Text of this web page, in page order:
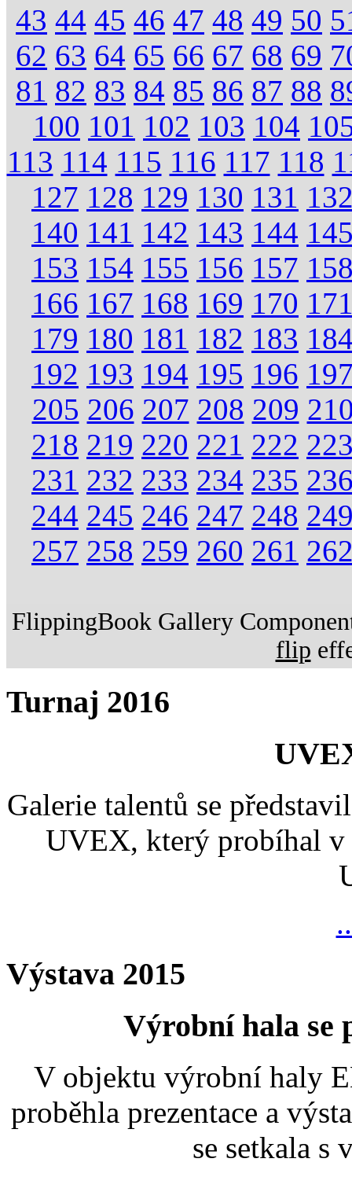
43 44 45 46 47 48 49 50
62 63 64 65 66 67 68 69
81 82 83 84 85 86 87 88
100 101 102 103 104
113 114 115 116 117 118
127 128 129 130 131
140 141 142 143 144
153 154 155 156 157
166 167 168 169 170
179 180 181 182 183
192 193 194 195 196
205 206 207 208 209
218 219 220 221 222
231 232 233 234 235
244 245 246 247 248
257 258 259 260 261
FlippingBook Gallery
flip
Turnaj 2016
Galerie talentů se
UVEX, který probíhal v
Výstava 2015
Výrobní hala
V objektu výrobní haly
proběhla prezentace a
se setkala s